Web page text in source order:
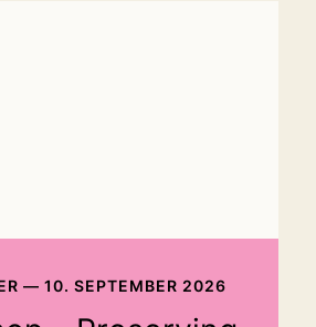
— 10. SEPTEMBER 2026